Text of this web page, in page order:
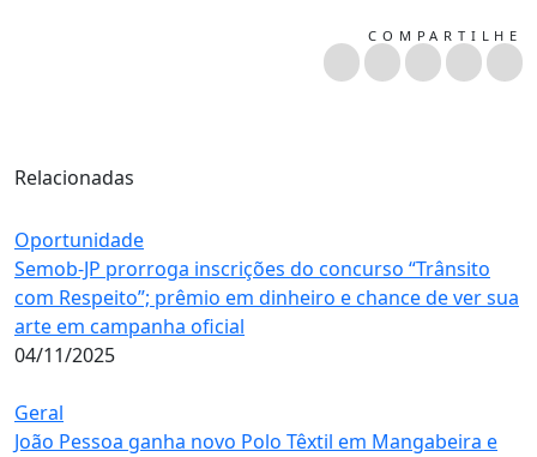
COMPARTILHE
Relacionadas
Oportunidade
Semob-JP prorroga inscrições do concurso “Trânsito
com Respeito”; prêmio em dinheiro e chance de ver sua
arte em campanha oficial
04/11/2025
Geral
João Pessoa ganha novo Polo Têxtil em Mangabeira e